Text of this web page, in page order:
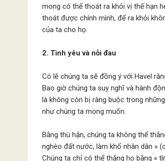
mong có thể thoát ra khỏi vị thế hạn
thoát được chính mình, để ra khỏi
của ta cho họ.
2. Tình yêu và nỗi đau
Có lẽ chúng ta sẽ đồng ý với Havel
Bao giờ chúng ta suy nghĩ và hành
là không còn bị ràng buộc trong
như chúng ta mong muốn.
Bằng thù hận, chúng ta không thể
nghèo đất nước, làm khổ nhân dân »
Chúng ta chỉ có thể thắng họ bằng «